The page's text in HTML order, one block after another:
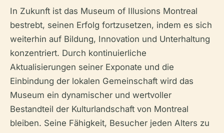
In Zukunft ist das Museum of Illusions Montreal
bestrebt, seinen Erfolg fortzusetzen, indem es sich
weiterhin auf Bildung, Innovation und Unterhaltung
konzentriert. Durch kontinuierliche
Aktualisierungen seiner Exponate und die
Einbindung der lokalen Gemeinschaft wird das
Museum ein dynamischer und wertvoller
Bestandteil der Kulturlandschaft von Montreal
bleiben. Seine Fähigkeit, Besucher jeden Alters zu